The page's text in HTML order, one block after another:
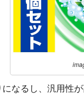
になるし、汎用性